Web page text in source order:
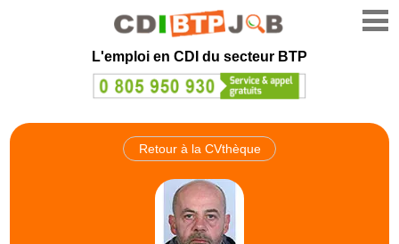
L'emploi en CDI du secteur BTP
Retour à la CVthèque